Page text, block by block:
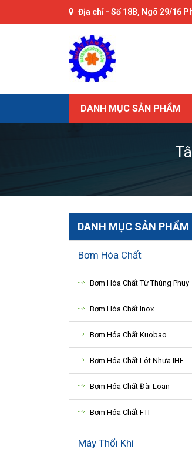
Địa chỉ - Số 18B, Ngõ 29/16
DANH MỤC SẢN PHẨM
DANH MỤC SẢN PHẨM
Bơm Hóa Chất
Bơm Hóa Chất Từ Thùng Phuy
Bơm Hóa Chất Inox
Bơm Hóa Chất Kuobao
Bơm Hóa Chất Lót Nhựa IHF
Bơm Hóa Chất Đài Loan
Bơm Hóa Chất FTI
Máy Thổi Khí